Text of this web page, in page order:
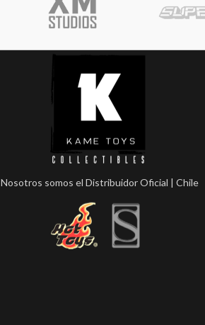
Nosotros somos el Distribuidor Oficial | Chile